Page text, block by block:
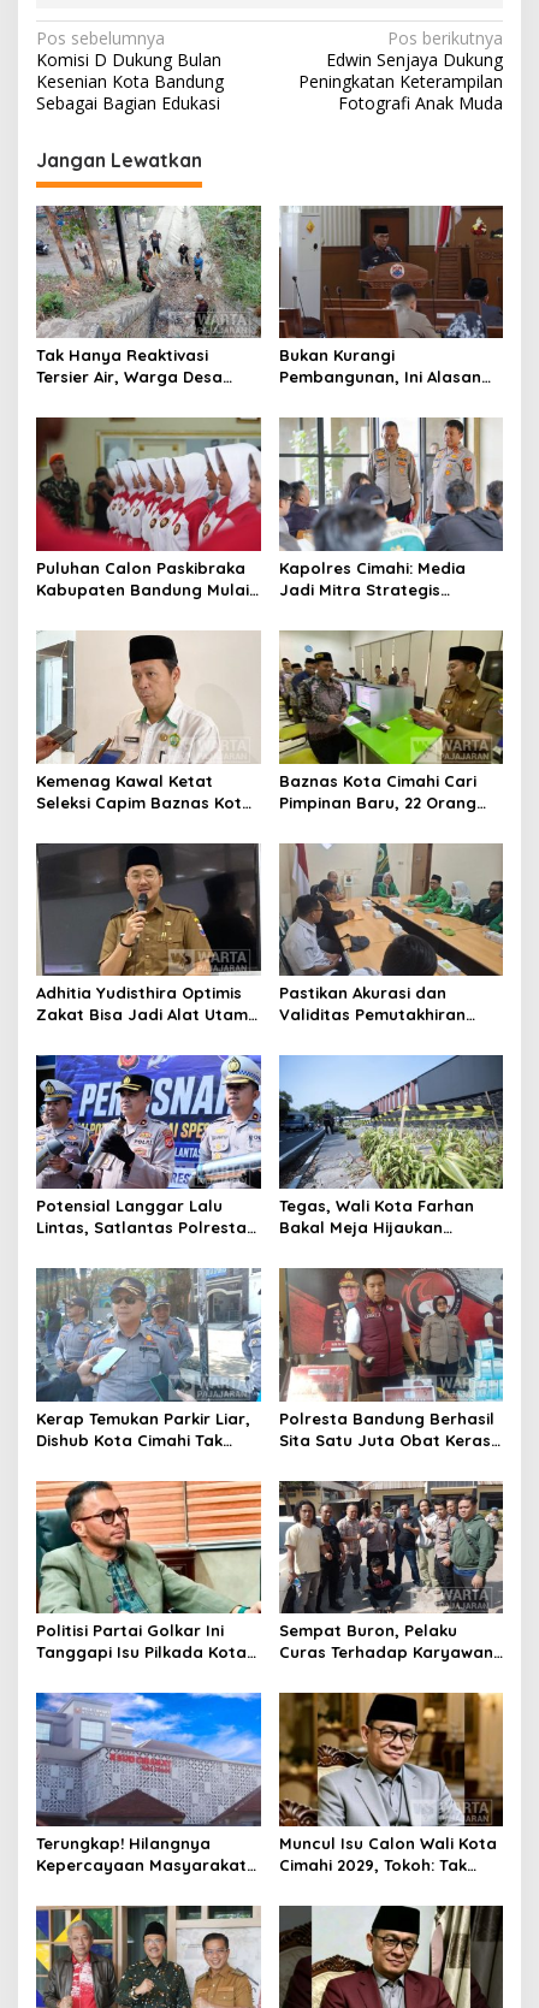
N
a
v
i
g
a
s
i
p
o
s
Pos sebelumnya
Komisi D Dukung Bulan
Kesenian Kota Bandung
Sebagai Bagian Edukasi
Pos berikutnya
Edwin Senjaya Dukung
Peningkatan Keterampilan
Fotografi Anak Muda
Jangan Lewatkan
Tak Hanya Reaktivasi
Tersier Air, Warga Desa
Alternatif di Padalarang
Bukan Kurangi
Pembangunan, Ini Alasan
Pengurangan Belanja
Daerah
Puluhan Calon Paskibraka
Kabupaten Bandung Mulai
Kapolres Cimahi: Media
Jadi Mitra Strategis
Publik
Kemenag Kawal Ketat
Seleksi Capim Baznas Kota
Komisioner Baznas
Berintegritas
Baznas Kota Cimahi Cari
Pimpinan Baru, 22 Orang
Adhitia Yudisthira Optimis
Zakat Bisa Jadi Alat Utama
Kota Cimahi
Pastikan Akurasi dan
Validitas Pemutakhiran
Cimahi Lakukan
Potensial Langgar Lalu
Lintas, Satlantas Polresta
Motor Berknalpot Brong
Tegas, Wali Kota Farhan
Bakal Meja Hijaukan
Riau
Kerap Temukan Parkir Liar,
Dishub Kota Cimahi Tak
Pembinaan
Polresta Bandung Berhasil
Sita Satu Juta Obat Keras
Kasus Narkoba
Politisi Partai Golkar Ini
Tanggapi Isu Pilkada Kota
Sempat Buron, Pelaku
Curas Terhadap Karyawan
Ditangkap Polisi
Terungkap! Hilangnya
Kepercayaan Masyarakat
Rebranding RSUD Cibabat
Muncul Isu Calon Wali Kota
Cimahi 2029, Tokoh: Tak
Legitimasi Parpol